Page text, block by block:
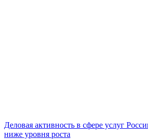
Деловая активность в сфере услуг
ниже уровня роста